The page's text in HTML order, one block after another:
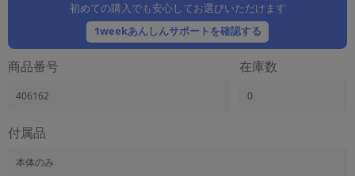
初めての購入でも安心してお選びいただけます
1weekあんしんサポートを確認する
商品番号
406162
在庫数
0
付属品
本体のみ
商品の搭載機能による絞り込み
ドライブ
ドライブの絞り込み
ランク
商品状態の絞り込み